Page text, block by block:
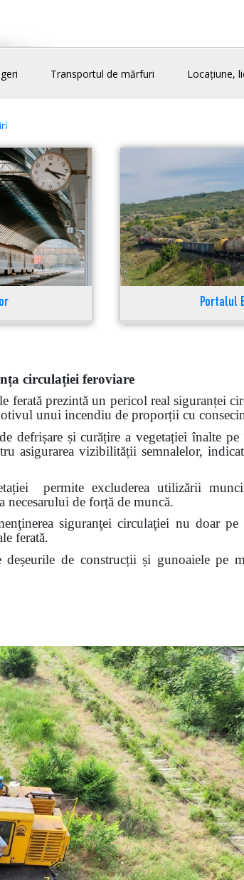
Transportul de mărfuri Locațiune,
Portalul
circulației feroviare
ferată prezintă un pericol real siguranței
unui incendiu de proporții cu
defrișare și curățire a vegetației înalte
asigurarea vizibilității semnalelor,
permite excludereautilizării
de forță de muncă.
siguranţei circulaţiei nu doar
ferată.
deșeurile de construcții și gunoaiele pe